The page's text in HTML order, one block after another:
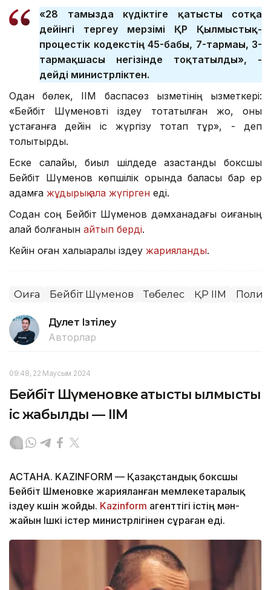
«28 тамызда күдіктіге қатысты сотқа
дейінгі тергеу мерзімі ҚР Қылмыстық-
процестік кодекстің 45-бабы, 7-тармағы, 3-
тармақшасы негізінде тоқтатылды», -
дейді министрліктен.
Одан бөлек, ІІМ баспасөз қызметінің қызметкері:
«Бейбіт Шүменовті іздеу тоқтатылған жоқ, оны
ұстағанға дейін іс жүргізу тоқтап тұр», - деп
толықтырды.
Еске салайық, биыл шілдеде қазақстандық боксшы
Бейбіт Шүменов көпшілік орында баласы бар ер
адамға жұдырық ала жүгірген еді.
Содан соң Бейбіт Шүменов дәмханадағы оқиғаның
қалай болғанын айтып берді.
Кейін оған халықаралық іздеу жарияланды.
Оқиға Бейбіт Шүменов Төбелес ҚР ІІМ
Дәулет Ізтілеу
Авторлар
09:48, 22 Маусым 2024
Бейбіт Шүменовке қатысты қылмыстық
іс жабылды — ІІМ
АСТАНА. KAZINFORM — Қазақстандық боксшы
Бейбіт Шүменовке жарияланған мемлекетаралық
іздеу күшін жойды. Kazinform агенттігі істің мән-
жайын Ішкі істер министрлігінен сұраған еді.